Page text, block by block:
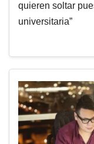
quieren soltar
universitaria”